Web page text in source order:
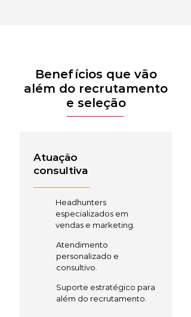
Benefícios que vão
além do recrutamento
e seleção
Atuação
consultiva
Headhunters
especializados em
vendas e marketing.
Atendimento
personalizado e
consultivo.
Suporte estratégico para
além do recrutamento.